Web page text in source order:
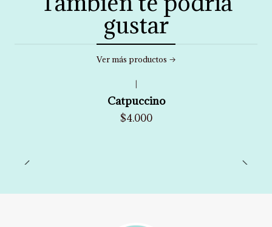
gustar
Ver más productos
Catpuccino
$4.000